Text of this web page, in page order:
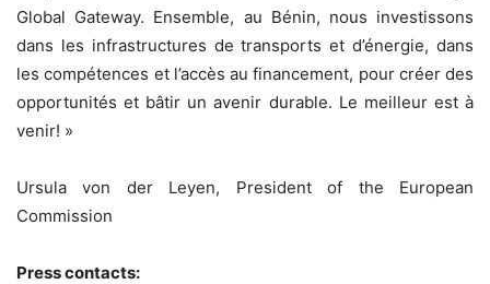
Global Gateway. Ensemble, au Bénin, nous investissons
dans les infrastructures de transports et d’énergie, dans
les compétences et l’accès au financement, pour créer des
opportunités et bâtir un avenir durable. Le meilleur est à
venir! »
Ursula von der Leyen, President of the European
Commission
Press contacts: